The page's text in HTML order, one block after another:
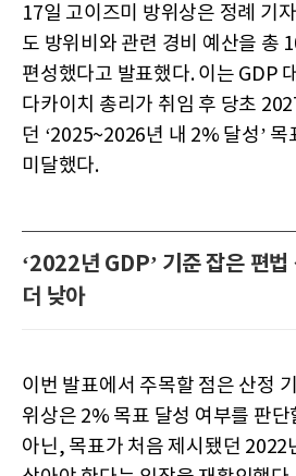
17일 고이즈미 방위상은 정례 기
도 방위비와 관련 경비 예산을 총
편성했다고 발표했다. 이는 GDP
다카이치 총리가 취임 후 당초
던 ‘2025~2026년 내 2% 달성’
미달했다.
‘2022년 GDP’ 기준 잡은 편
더 낮아
이번 발표에서 주목할 점은 산정
위상은 2% 목표 달성 여부를 판단
아닌, 목표가 처음 제시됐던 2022